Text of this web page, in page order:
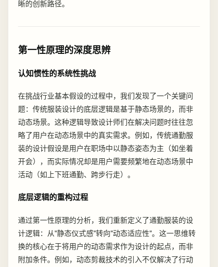
晰的创新路径。
第一性原理的深度思辨
认知惯性的系统性挑战
在挑战行业基本假设的过程中，我们发现了一个关键问
题：传统服装设计的底层逻辑是基于静态场景的，而非
动态场景。这种逻辑导致设计师们在解决问题时往往忽
略了用户在动态场景中的真实需求。例如，传统通勤服
装的设计假设是用户在职场中以静态姿态为主（如坐着
开会），而实际情况却是用户需要频繁地在动态场景中
活动（如上下班通勤、跨步行走）。
底层逻辑的重构过程
通过第一性原理的分析，我们重新定义了通勤服装的设
计逻辑：从"静态仪式感"转向"动态适应性"。这一思维转
换的核心在于将用户的动态需求作为设计的起点，而非
附加条件。例如，动态剪裁技术的引入不仅解决了行动